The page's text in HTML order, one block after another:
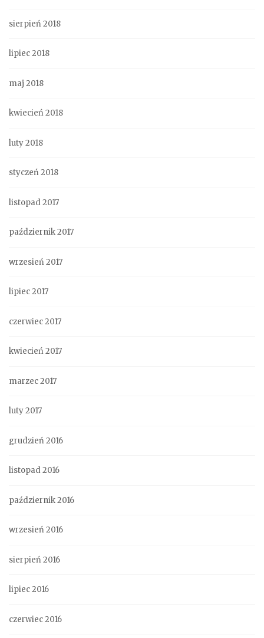
sierpień 2018
lipiec 2018
maj 2018
kwiecień 2018
luty 2018
styczeń 2018
listopad 2017
październik 2017
wrzesień 2017
lipiec 2017
czerwiec 2017
kwiecień 2017
marzec 2017
luty 2017
grudzień 2016
listopad 2016
październik 2016
wrzesień 2016
sierpień 2016
lipiec 2016
czerwiec 2016